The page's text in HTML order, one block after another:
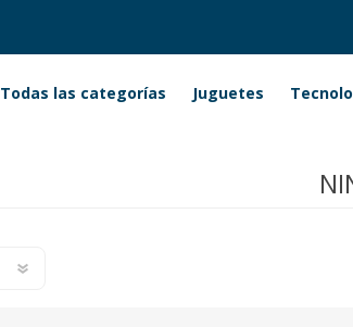
Todas las categorías Juguetes